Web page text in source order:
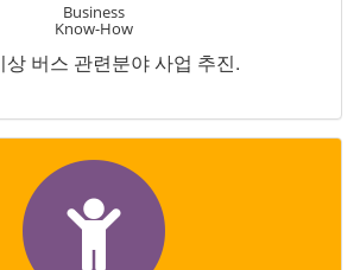
Business
Know-How
상 버스 관련분야 사업 추진.